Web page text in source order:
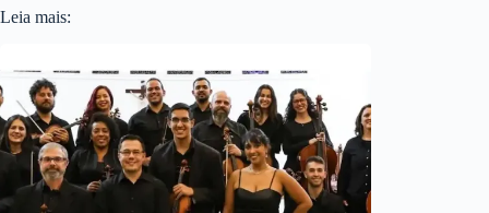
Leia mais: